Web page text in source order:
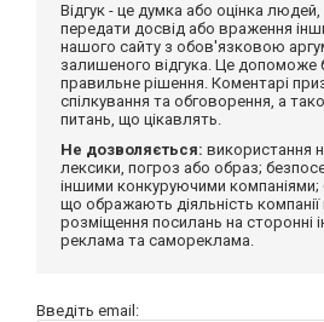
Відгук - це думка або оцінка
передати досвід або враження
нашого сайту з обов'язковою
залишеного відгука. Це допоможе
правильне рішення. Коментарі
спілкування та обговорення, а
питань, що цікавлять.
Не дозволяється: використання
лексики, погроз або образ;
іншими конкуруючими компаніями;
що ображають діяльність компанії
розміщення посилань на сторонні
реклама та самореклама.
Введіть email: